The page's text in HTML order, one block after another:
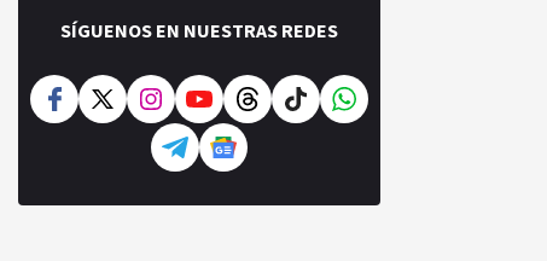
SÍGUENOS EN NUESTRAS REDES